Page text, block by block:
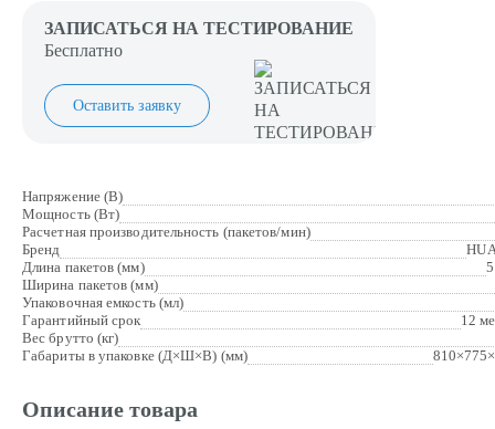
ЗАПИСАТЬСЯ НА ТЕСТИРОВАНИЕ
Бесплатно
Оставить заявку
Напряжение (В)
Мощность (Вт)
Расчетная производительность (пакетов/мин)
Бренд
Длина пакетов (мм)
Ширина пакетов (мм)
Упаковочная емкость (мл)
Гарантийный срок
12
Вес брутто (кг)
Габариты в упаковке (Д×Ш×В) (мм)
Описание товара